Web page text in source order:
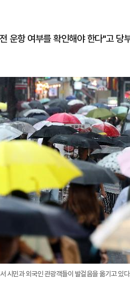
운항 여부를 확인해야 한다"고 당
시민과 외국인 관광객들이 발걸음을 옮기고 있